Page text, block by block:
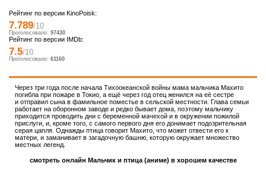
Рейтинг по версии KinoPoisk:
7.789/10
Проголосовало: 97430
Рейтинг по версии IMDb:
7.5/10
Проголосовало: 61160
Через три года после начала Тихоокеанской войны мама мальчика Махито
погибла при пожаре в Токио, а ещё через год отец женился на её сестре
и отправил сына в фамильное поместье в сельской местности. Глава семьи
работает на оборонном заводе и редко бывает дома, поэтому мальчику
приходится проводить дни с беременной мачехой и в окружении пожилой
прислуги, и, кроме того, с самого первого дня его донимает подозрительная
серая цапля. Однажды птица говорит Махито, что может отвести его к
матери, и заманивает в загадочную башню, которую окружает множество
местных легенд.
смотреть онлайн Мальчик и птица (аниме) в хорошем качестве